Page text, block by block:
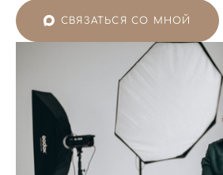
СВЯЗАТЬСЯ СО МНОЙ